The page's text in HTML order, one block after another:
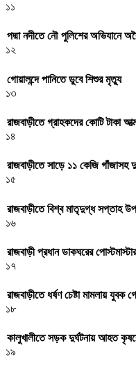
১১
পদ্মা নদীতে নৌ পুলিশের অভিযানে
১২
গোয়ালন্দে পানিতে ডুবে শিশুর মৃত্যু
১৩
রাজবাড়ীতে গ্রাহকদের কোটি টাকা
১৪
রাজবাড়ীতে সাড়ে ১১ কেজি গাঁজাসহ
১৫
রাজবাড়ীতে বিশ্ব মাতৃদুগ্ধ সপ্তাহ
১৬
রাজবাড়ী প্রধান ডাকঘরের
১৭
রাজবাড়ীতে ধর্ষণ চেষ্টা মামলায় যুবক
১৮
কালুখালীতে সড়ক দুর্ঘটনায় আহত
১৯